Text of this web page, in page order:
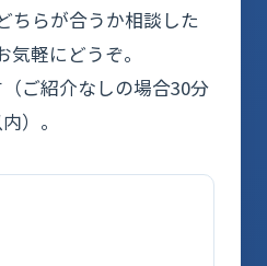
ちらが合うか相談した
気軽にどうぞ。
ご紹介なしの場合30分
）。